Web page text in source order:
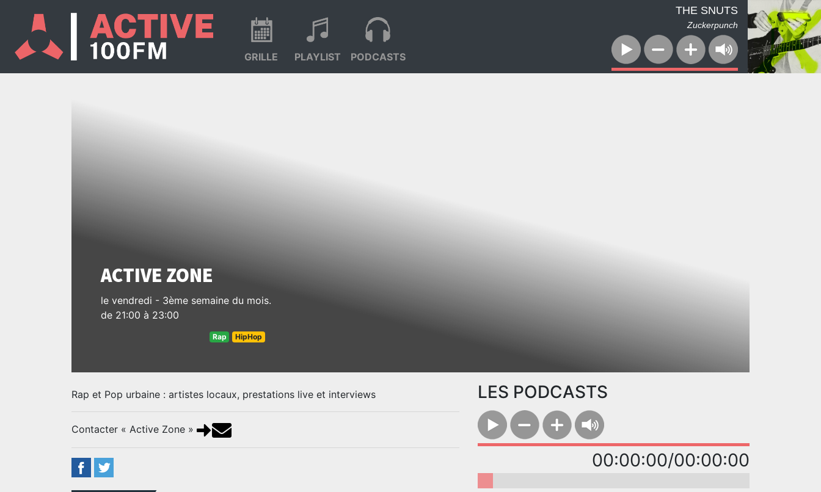
GRILLE PLAYLIST PODCASTS
THE SNUTS
Zuckerpunch
ACTIVE ZONE
le vendredi - 3ème semaine du mois.
de 21:00 à 23:00
Rap HipHop
Rap et Pop urbaine : artistes locaux, prestations live et interviews
Contacter « Active Zone »
LES PODCASTS
00:00:00/00:00:00